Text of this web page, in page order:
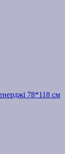
78*118 см